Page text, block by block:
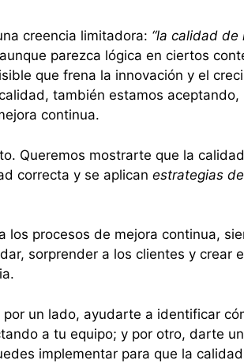
creencia limitadora: “la calidad de
parezca lógica en ciertos
que frena la innovación y el
también estamos aceptando,
continua.
Queremos mostrarte que la
correcta y se aplican estrategias
los procesos de mejora continua,
sorprender a los clientes y crear
un lado, ayudarte a identificar
a tu equipo; y por otro, darte
implementar para que la